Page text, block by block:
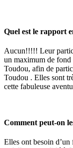
Quel est le rapport
Aucun!!!!! Leur
un maximum de fond
Toudou, afin de
Toudou . Elles sont
cette fabuleuse
Comment peut-on
Elles ont besoin